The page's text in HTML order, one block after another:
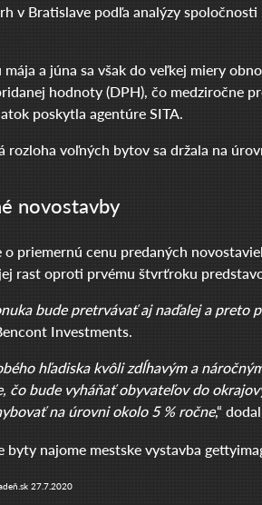
v Bratislave podľa analýzy
mája a júna sa však do veľkej miery
hodnoty (DPH), čo medziročne
poskytla agentúre SITA.
rozloha voľných bytov sa držala na
novostavby
o priemernú cenu predaných
rast oproti prvému štvrťroku
bude pretrvávať aj naďalej a preto
Investments.
hľadiska kvôli zdĺhavým a
čo bude vyháňať obyvateľov do
na úrovni okolo 5 % ročne,“
27.7.2020